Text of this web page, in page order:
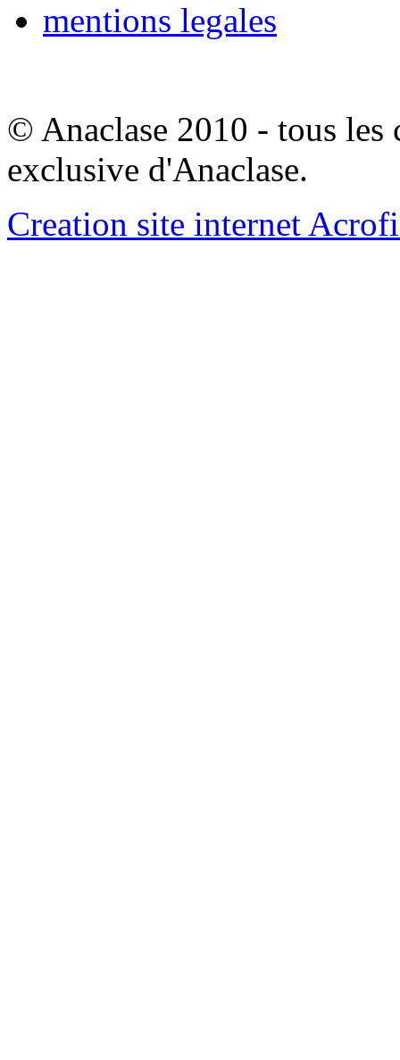
mentions legales
© Anaclase 2010 - tous les
exclusive d'Anaclase.
Creation site internet